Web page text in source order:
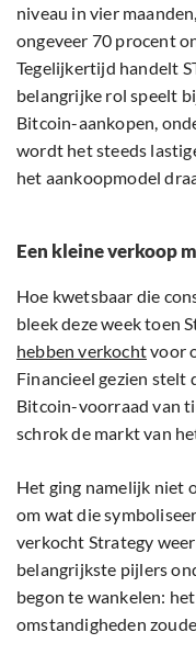
niveau in vier
ongeveer 70 procent
Tegelijkertijd handelt
belangrijke rol speelt
Bitcoin-aankopen,
wordt het steeds
het aankoopmodel
Een kleine verkoop
Hoe kwetsbaar die
bleek deze week toen
hebben verkochtvoor
Financieel gezien stelt
Bitcoin-voorraad van
schrok de markt van
Het ging namelijk niet
om wat die
verkocht Strategy
belangrijkste pijlers
begon te wankelen:
omstandigheden